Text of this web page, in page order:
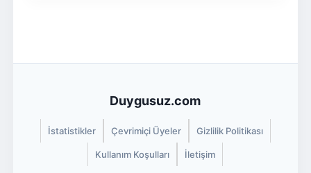
Duygusuz.com
İstatistikler Çevrimiçi Üyeler Gizlilik Politikası
Kullanım Koşulları İletişim